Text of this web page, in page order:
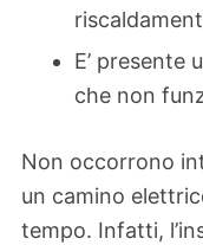
E’ presente
che non
Non occorrono
un camino
tempo. Infatti,